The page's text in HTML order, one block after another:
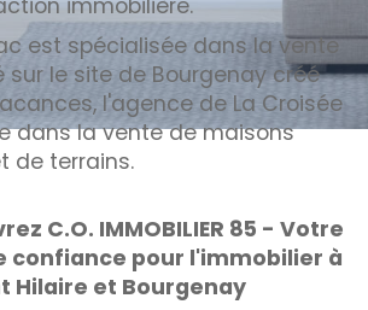
est spécialisée dans la vente
sur le site de Bourgenay créé
l'agence de La Croisée
dans la vente de maisons
de terrains.
C.O. IMMOBILIER 85 - Votre
confiance pour l'immobilier à
Hilaire et Bourgenay